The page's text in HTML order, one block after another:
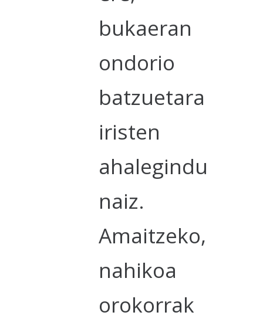
bukaeran
ondorio
batzuetara
iristen
ahalegindu
naiz.
Amaitzeko,
nahikoa
orokorrak